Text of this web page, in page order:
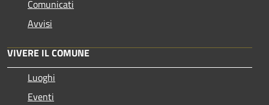
Comunicati
Avvisi
VIVERE IL COMUNE
Luoghi
Eventi